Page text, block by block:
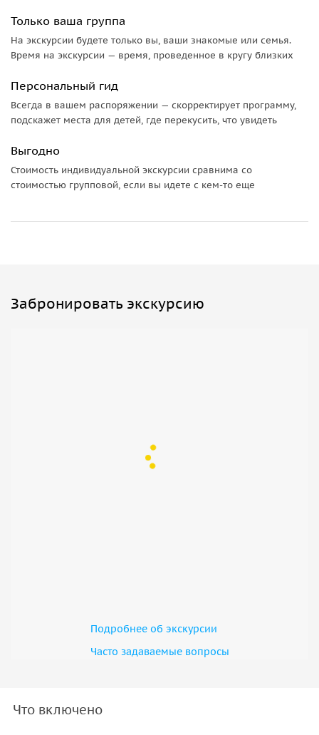
• получите возможность сделать уникальные
с высоты птичьего полета.
самолетов:
4-х местные (пилот + 3 пассажира )
Только ваша группа
На экскурсии будете только вы, ваши знакомые или семья.
Время на экскурсии — время, проведенное в кругу близких
Персональный гид
Всегда в вашем распоряжении — скорректирует программу,
подскажет места для детей, где перекусить, что увидеть
Выгодно
Стоимость индивидуальной экскурсии сравнима со
стоимостью групповой, если вы идете с кем-то еще
Забронировать экскурсию
Подробнее об экскурсии
Часто задаваемые вопросы
Что включено